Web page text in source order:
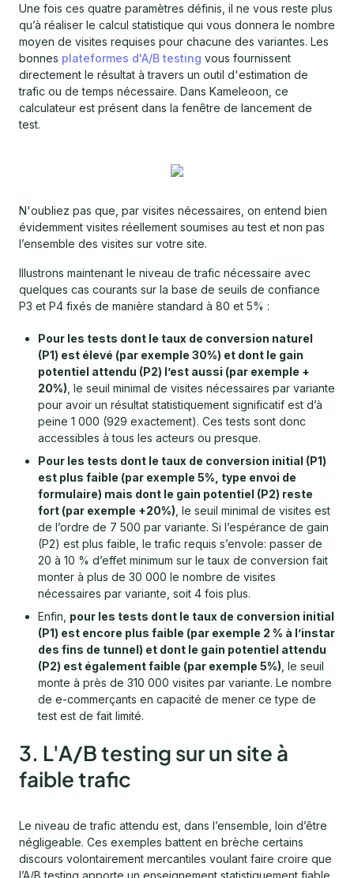
Une fois ces quatre paramètres définis, il ne vous reste plus
qu’à réaliser le calcul statistique qui vous donnera le nombre
moyen de visites requises pour chacune des variantes. Les
bonnes plateformes d'A/B testing vous fournissent
directement le résultat à travers un outil d'estimation de
trafic ou de temps nécessaire. Dans Kameleoon, ce
calculateur est présent dans la fenêtre de lancement de
test.
N'oubliez pas que, par visites nécessaires, on entend bien
évidemment visites réellement soumises au test et non pas
l’ensemble des visites sur votre site.
Illustrons maintenant le niveau de trafic nécessaire avec
quelques cas courants sur la base de seuils de confiance
P3 et P4 fixés de manière standard à 80 et 5% :
Pour les tests dont le taux de conversion naturel
(P1) est élevé (par exemple 30%) et dont le gain
potentiel attendu (P2) l’est aussi (par exemple +
20%) , le seuil minimal de visites nécessaires par variante
pour avoir un résultat statistiquement significatif est d’à
peine 1 000 (929 exactement). Ces tests sont donc
accessibles à tous les acteurs ou presque.
Pour les tests dont le taux de conversion initial (P1)
est plus faible (par exemple 5%, type envoi de
formulaire) mais dont le gain potentiel (P2) reste
fort (par exemple +20%) , le seuil minimal de visites est
de l’ordre de 7 500 par variante. Si l’espérance de gain
(P2) est plus faible, le trafic requis s’envole: passer de
20 à 10 % d’effet minimum sur le taux de conversion fait
monter à plus de 30 000 le nombre de visites
nécessaires par variante, soit 4 fois plus.
Enfin, pour les tests dont le taux de conversion initial
(P1) est encore plus faible (par exemple 2 % à l’instar
des fins de tunnel) et dont le gain potentiel attendu
(P2) est également faible (par exemple 5%) , le seuil
monte à près de 310 000 visites par variante. Le nombre
de e-commerçants en capacité de mener ce type de
test est de fait limité.
3. L'A/B testing sur un site à
faible trafic
Le niveau de trafic attendu est, dans l’ensemble, loin d’être
négligeable. Ces exemples battent en brèche certains
discours volontairement mercantiles voulant faire croire que